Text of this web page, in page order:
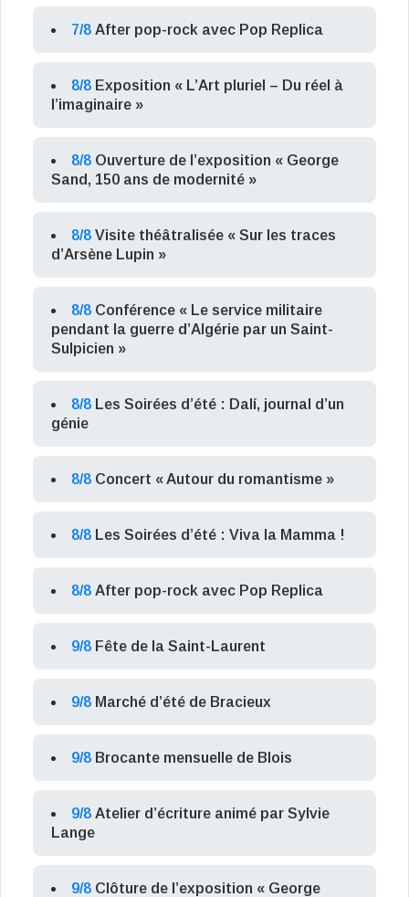
7/8 After pop-rock avec Pop Replica
8/8 Exposition « L’Art pluriel – Du réel à
l’imaginaire »
8/8 Ouverture de l’exposition « George
Sand, 150 ans de modernité »
8/8 Visite théâtralisée « Sur les traces
d’Arsène Lupin »
8/8 Conférence « Le service militaire
pendant la guerre d’Algérie par un Saint-
Sulpicien »
8/8 Les Soirées d’été : Dalí, journal d’un
génie
8/8 Concert « Autour du romantisme »
8/8 Les Soirées d’été : Viva la Mamma !
8/8 After pop-rock avec Pop Replica
9/8 Fête de la Saint-Laurent
9/8 Marché d’été de Bracieux
9/8 Brocante mensuelle de Blois
9/8 Atelier d’écriture animé par Sylvie
Lange
9/8 Clôture de l’exposition « George